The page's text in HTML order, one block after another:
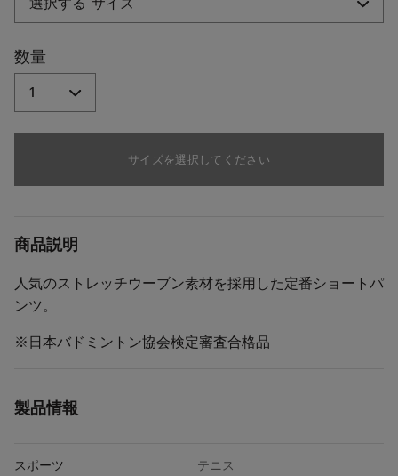
数量
サイズを選択してください
商品説明
人気のストレッチウーブン素材を採用した定番ショートパ
ンツ。
※日本バドミントン協会検定審査合格品
製品情報
スポーツ テニス